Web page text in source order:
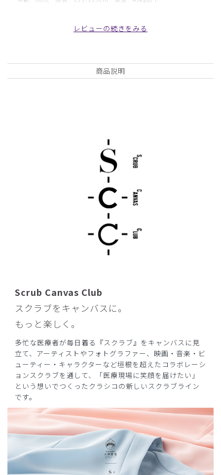
男女兼用は買うべきではない。
R06Scrub Canvas Club:上羽絵惣スクラブパンツ
(男女兼用)/ライトブルー/XXS
151-155cm
購入してよかったです。
150センチの私でも丈を直さず着ることが出来ました。素材
はシワになりにくく動きやすいですが薄いので春夏向きだな
と思いました。色も爽やかでとても気に入りました。
R06Scrub Canvas Club:上羽絵惣スクラブパンツ
けなこ様
購入確認済み
年齢: 50代 身長: 161-165cm 体重:46-50kg
思ったほど
ユニセックスということでパンツ太いのでは？と気になって
いましたが 思ったよりも細身で気にいってます。色が綺麗
で購入しました。素敵です。
商品：R06Scrub Canvas Club:上羽絵惣スクラブパンツ
(男女兼用)/ライトブルー/XXS
役に立った 0
レビューの続きをみる
商品説明
Scrub Canvas Club
スクラブをキャンバスに。
もっと楽しく。
多忙な医療者が毎日着る『スクラブ』をキャンバスに見
立て、アーティストやフォトグラファー、映画・音楽・ビ
ューティー・キャラクターなど垣根を超えたコラボレーシ
ョンスクラブを通して、「医療現場に笑顔を届けたい」
という想いでつくったクラシコの新しいスクラブライン
です。